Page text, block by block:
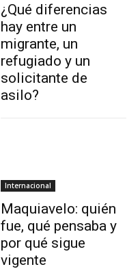
¿Qué diferencias
hay entre un
migrante, un
refugiado y un
solicitante de
asilo?
Internacional
Maquiavelo: quién
fue, qué pensaba y
por qué sigue
vigente